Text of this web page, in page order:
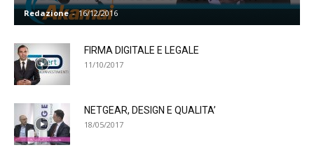
Redazione - 16/12/2016
FIRMA DIGITALE E LEGALE
11/10/2017
NETGEAR, DESIGN E QUALITA’
18/05/2017